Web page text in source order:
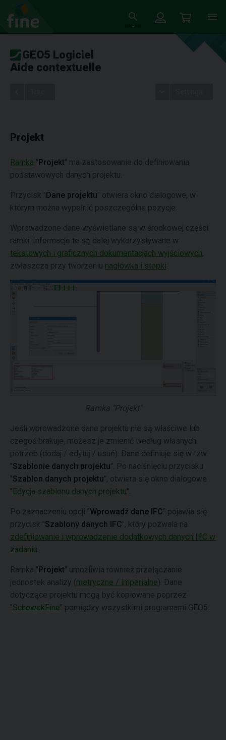
GEO5 Logiciel
Aide contextuelle
Projekt
Ramka "Projekt" ma zastosowanie do definiowania
podstawowych danych projektu.
Przycisk "Dane projektu" otwiera okno dialogowe, w
którym można wypełnić poszczególne pozycje.
Wprowadzone dane wyświetlane są w środkowej części
ramki. Informacje te są dalej wykorzystywane w
tekstowych i graficznych dokumentacjach wyjściowych,
zwłaszcza przy tworzeniu nagłówka i stopki
Ramka "Projekt"
Jeśli wprowadzone dane projektu nie są właściwe lub
czegoś brakuje, możesz je zmienić według własnych
potrzeb (dodaj / edytuj / usuń). Dane definiuje się w tzw.
"Szablonie danych projektu". Po naciśnięciu przycisku
"Szablon danych projektu", otwiera się okno dialogowe
"Edycja szablonu danych projektu".
Po zaznaczeniu opcji "Wprowadź dane IFC" pojawia się
przycisk "Szablony danych IFC", który pozwala na
zdefiniowanie i wprowadzenie dodatkowych danych IFC w
zadaniu
Ramka "Projekt" umożliwia również przełączanie
jednostek analizy ( metryczne / imperialne). Dane
dotyczące projektu mogą być kopiowane poprzez
"SchowekFine" pomiędzy wszystkimi programami GEO5.